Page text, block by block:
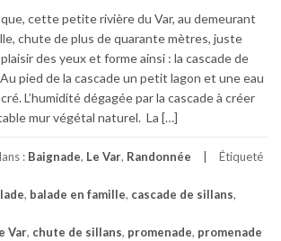
cette petite rivière du Var, au demeurant
chute de plus de quarante mètres, juste
des yeux et forme ainsi : la cascade de
pied de la cascade un petit lagon et une eau
L’humidité dégagée par la cascade à créer
mur végétal naturel. La […]
: Baignade, Le Var, Randonnée Étiqueté
, balade en famille, cascade de sillans,
Var, chute de sillans, promenade, promenade